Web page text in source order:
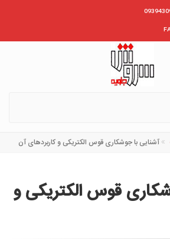
آشنایی با جوشکاری قوس الکتریکی و کاربردهای آن
قوس الکتریکی و